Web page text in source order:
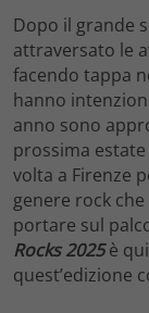
Dopo il grande
attraversato le
facendo tappa
hanno
anno sono
prossima
volta a Firenze
genere rock
portare sul
Rocks 2025 è
quest’edizione